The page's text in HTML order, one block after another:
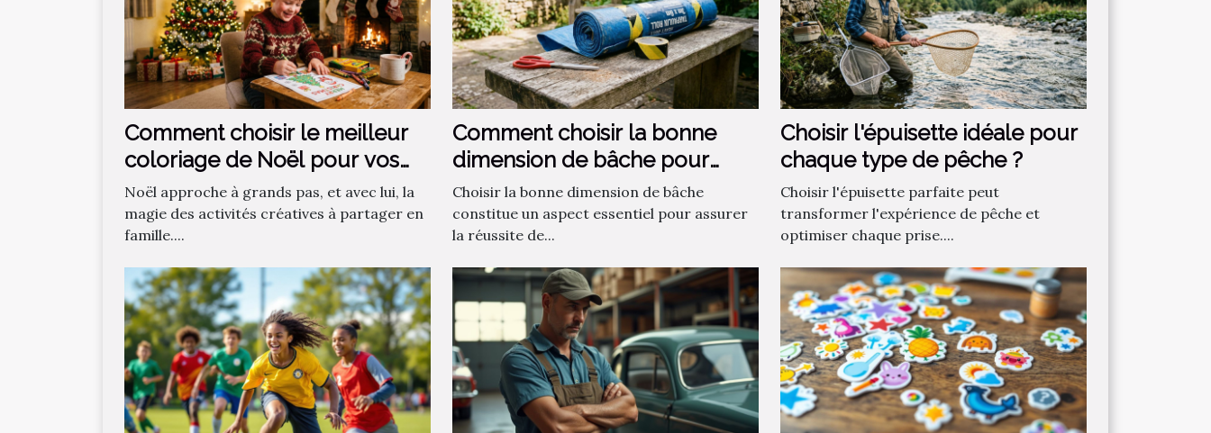
Comment choisir le meilleur
coloriage de Noël pour vos
enfants ?
Noël approche à grands pas, et avec lui, la
magie des activités créatives à partager en
famille....
Comment choisir la bonne
dimension de bâche pour
votre projet ?
Choisir la bonne dimension de bâche
constitue un aspect essentiel pour assurer
la réussite de...
Choisir l'épuisette idéale pour
chaque type de pêche ?
Choisir l'épuisette parfaite peut
transformer l'expérience de pêche et
optimiser chaque prise....